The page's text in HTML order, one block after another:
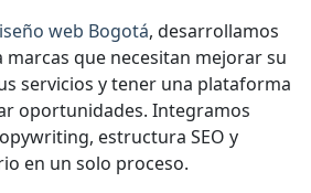
web Bogotá, desarrollamos
que necesitan mejorar su
servicios y tener una plataforma
oportunidades. Integramos
estructura SEO y
en un solo proceso.